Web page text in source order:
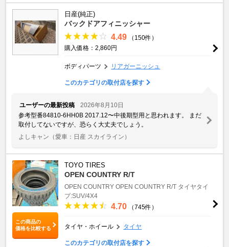
日産(純正)
バックドアフィニッシャー
4.49
（150件）
購入価格：2,860円
ボディパーツ リアガーニッシュ
このカテゴリの取付店を探す
ユーザーの最新投稿
2026年8月10日
参考型番84810-6HH0B 2017.12〜中後期型用と思われます。 まだ
取付してないですが、恐らく大丈夫でしょう。
よしキャン （愛車：日産 スカイライン）
この商品の
価格を比較する
TOYO TIRES
OPEN COUNTRY R/T
OPEN COUNTRY OPEN COUNTRY R/T タイヤタイ
プ:SUV/4X4
4.70 （745件）
タイヤ・ホイール タイヤ
このカテゴリの取付店を探す